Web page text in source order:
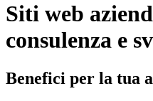
Siti web
consulenza e
Benefici per la tua